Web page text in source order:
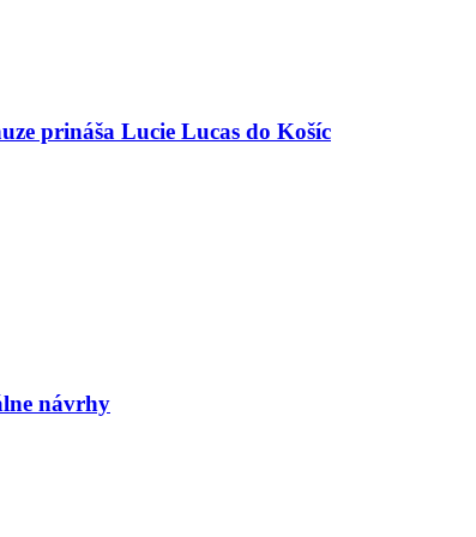
prináša Lucie Lucas do Košíc
návrhy